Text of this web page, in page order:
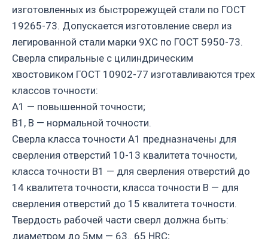
изготовленных из быстрорежущей стали по ГОСТ
19265-73. Допускается изготовление сверл из
легированной стали марки 9ХС по ГОСТ 5950-73.
Сверла спиральные с цилиндрическим
хвостовиком ГОСТ 10902-77 изготавливаются трех
классов точности:
А1 — повышенной точности;
В1, В — нормальной точности.
Сверла класса точности А1 предназначены для
сверления отверстий 10-13 квалитета точности,
класса точности В1 — для сверления отверстий до
14 квалитета точности, класса точности В — для
сверления отверстий до 15 квалитета точности.
Твердость рабочей части сверл должна быть:
диаметром до 5мм — 63…65 HRC;